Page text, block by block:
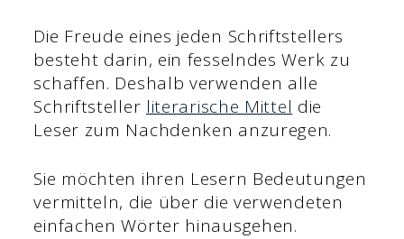
Die Freude eines jeden Schriftstellers
besteht darin, ein fesselndes Werk zu
schaffen. Deshalb verwenden alle
Schriftsteller literarische Mittel die
Leser zum Nachdenken anzuregen.
Sie möchten ihren Lesern Bedeutungen
vermitteln, die über die verwendeten
einfachen Wörter hinausgehen.